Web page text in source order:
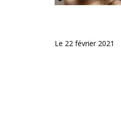
Le 22 février 2021